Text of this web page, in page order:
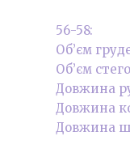
56-58:
Об’єм
Об’єм
Довжина
Довжина
Довжина